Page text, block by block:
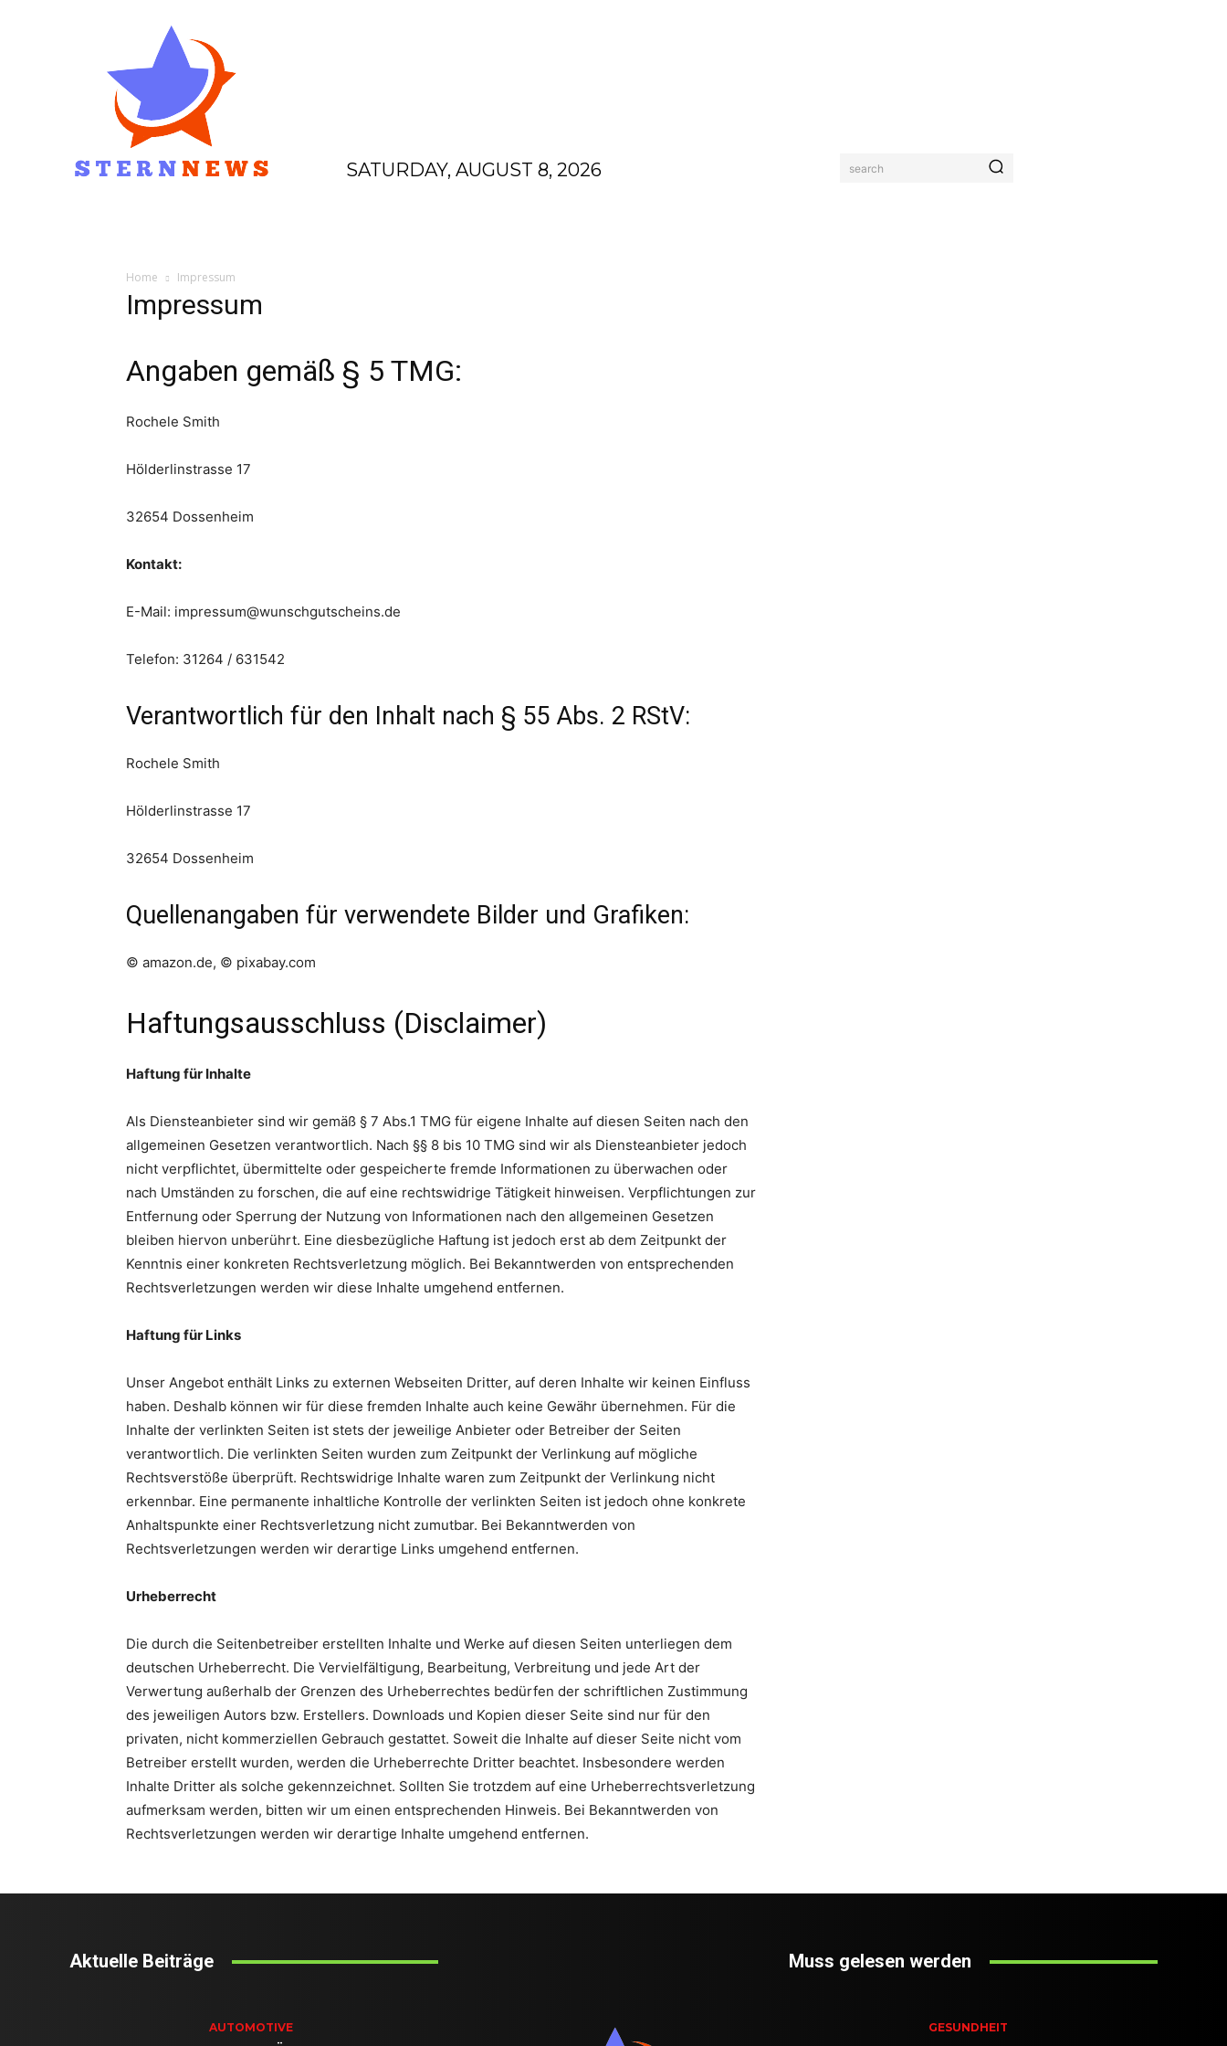
SATURDAY, AUGUST 8, 2026 search
Home Impressum
Impressum
Angaben gemäß § 5 TMG:
Rochele Smith
Hölderlinstrasse 17
32654 Dossenheim
Kontakt:
E-Mail: impressum@wunschgutscheins.de
Telefon: 31264 / 631542
Verantwortlich für den Inhalt nach § 55 Abs. 2 RStV:
Rochele Smith
Hölderlinstrasse 17
32654 Dossenheim
Quellenangaben für verwendete Bilder und Grafiken:
© amazon.de, © pixabay.com
Haftungsausschluss (Disclaimer)
Haftung für Inhalte
Als Diensteanbieter sind wir gemäß § 7 Abs.1 TMG für eigene Inhalte auf diesen Seiten nach den
allgemeinen Gesetzen verantwortlich. Nach §§ 8 bis 10 TMG sind wir als Diensteanbieter jedoch
nicht verpflichtet, übermittelte oder gespeicherte fremde Informationen zu überwachen oder
nach Umständen zu forschen, die auf eine rechtswidrige Tätigkeit hinweisen. Verpflichtungen zur
Entfernung oder Sperrung der Nutzung von Informationen nach den allgemeinen Gesetzen
bleiben hiervon unberührt. Eine diesbezügliche Haftung ist jedoch erst ab dem Zeitpunkt der
Kenntnis einer konkreten Rechtsverletzung möglich. Bei Bekanntwerden von entsprechenden
Rechtsverletzungen werden wir diese Inhalte umgehend entfernen.
Haftung für Links
Unser Angebot enthält Links zu externen Webseiten Dritter, auf deren Inhalte wir keinen Einfluss
haben. Deshalb können wir für diese fremden Inhalte auch keine Gewähr übernehmen. Für die
Inhalte der verlinkten Seiten ist stets der jeweilige Anbieter oder Betreiber der Seiten
verantwortlich. Die verlinkten Seiten wurden zum Zeitpunkt der Verlinkung auf mögliche
Rechtsverstöße überprüft. Rechtswidrige Inhalte waren zum Zeitpunkt der Verlinkung nicht
erkennbar. Eine permanente inhaltliche Kontrolle der verlinkten Seiten ist jedoch ohne konkrete
Anhaltspunkte einer Rechtsverletzung nicht zumutbar. Bei Bekanntwerden von
Rechtsverletzungen werden wir derartige Links umgehend entfernen.
Urheberrecht
Die durch die Seitenbetreiber erstellten Inhalte und Werke auf diesen Seiten unterliegen dem
deutschen Urheberrecht. Die Vervielfältigung, Bearbeitung, Verbreitung und jede Art der
Verwertung außerhalb der Grenzen des Urheberrechtes bedürfen der schriftlichen Zustimmung
des jeweiligen Autors bzw. Erstellers. Downloads und Kopien dieser Seite sind nur für den
privaten, nicht kommerziellen Gebrauch gestattet. Soweit die Inhalte auf dieser Seite nicht vom
Betreiber erstellt wurden, werden die Urheberrechte Dritter beachtet. Insbesondere werden
Inhalte Dritter als solche gekennzeichnet. Sollten Sie trotzdem auf eine Urheberrechtsverletzung
aufmerksam werden, bitten wir um einen entsprechenden Hinweis. Bei Bekanntwerden von
Rechtsverletzungen werden wir derartige Inhalte umgehend entfernen.
Aktuelle Beiträge
AUTOMOTIVE
Muss gelesen werden
GESUNDHEIT